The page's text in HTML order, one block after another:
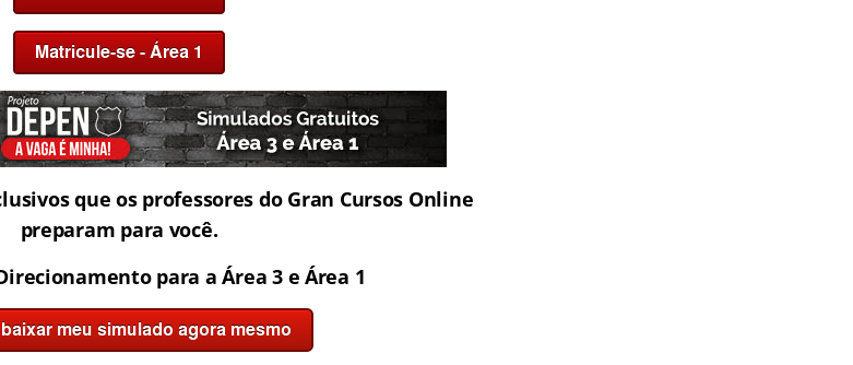
que os professores do Gran Cursos Online
preparam para você.
para a Área 3 e Área 1